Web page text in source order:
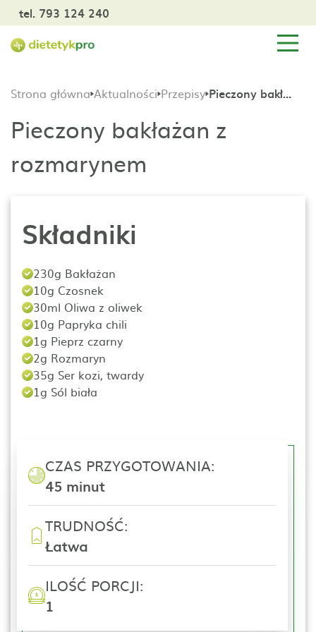
tel. 793 124 240
Strona główna Aktualności Przepisy Pieczony bakłażan z rozmarynem
Pieczony bakłażan z
rozmarynem
Składniki
230g Bakłażan
10g Czosnek
30ml Oliwa z oliwek
10g Papryka chili
1g Pieprz czarny
2g Rozmaryn
35g Ser kozi, twardy
1g Sól biała
CZAS PRZYGOTOWANIA:
45 minut
TRUDNOŚĆ:
Łatwa
ILOŚĆ PORCJI:
1